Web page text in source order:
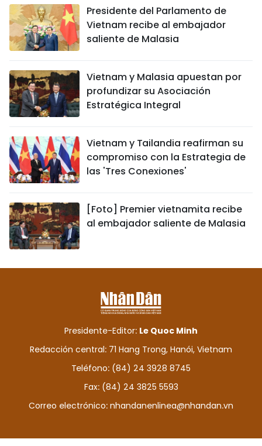
Presidente del Parlamento de
Vietnam recibe al embajador
saliente de Malasia
Vietnam y Malasia apuestan por
profundizar su Asociación
Estratégica Integral
Vietnam y Tailandia reafirman su
compromiso con la Estrategia de
las 'Tres Conexiones'
[Foto] Premier vietnamita recibe
al embajador saliente de Malasia
Presidente-Editor: Le Quoc Minh
Redacción central: 71 Hang Trong, Hanói, Vietnam
Teléfono: (84) 24 3928 8745
Fax: (84) 24 3825 5593
Correo electrónico: nhandanenlinea@nhandan.vn